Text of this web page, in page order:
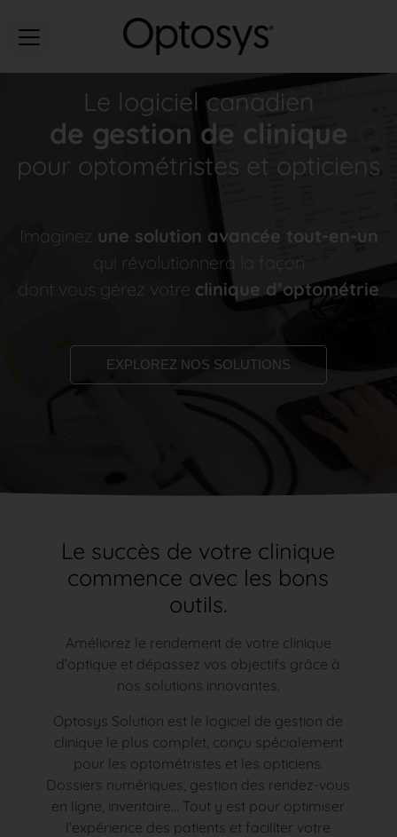
Le logiciel canadien
de gestion de clinique
pour optométristes et opticiens
Imaginez une solution avancée tout-en-un
qui révolutionnera la façon
dont vous gérez votre clinique d’optométrie
EXPLOREZ NOS SOLUTIONS
Le succès de votre clinique
commence avec les bons
outils.
Améliorez le rendement de votre clinique
d’optique et dépassez vos objectifs grâce à
nos solutions innovantes.
Optosys Solution est le logiciel de gestion de
clinique le plus complet, conçu spécialement
pour les optométristes et les opticiens.
Dossiers numériques, gestion des rendez-vous
en ligne, inventaire... Tout y est pour optimiser
l’expérience des patients et faciliter votre